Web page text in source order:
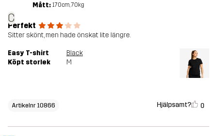
C
Mått: 170cm, 70kg
Perfekt
Sitter skönt, men hade önskat lite längre.
Easy T-shirt
Black
Köpt storlek
M
Artikelnr 10866 Hjälpsamt? 0